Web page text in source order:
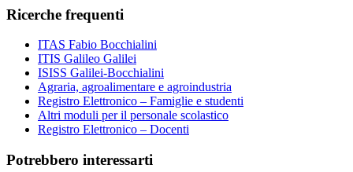
Ricerche frequenti
ITAS Fabio Bocchialini
ITIS Galileo Galilei
ISISS Galilei-Bocchialini
Agraria, agroalimentare e agroindustria
Registro Elettronico – Famiglie e studenti
Altri moduli per il personale scolastico
Registro Elettronico – Docenti
Potrebbero interessarti